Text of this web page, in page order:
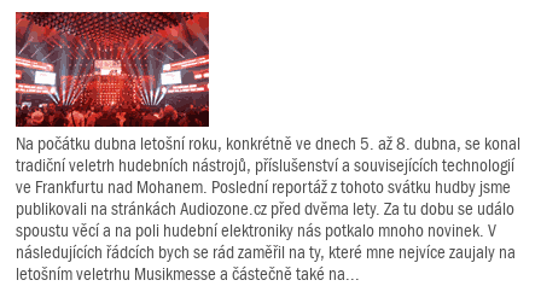
Na počátku dubna letošní roku, konkrétně ve dnech 5. až 8. dubna, se konal
tradiční veletrh hudebních nástrojů, příslušenství a souvisejících technologií
ve Frankfurtu nad Mohanem. Poslední reportáž z tohoto svátku hudby jsme
publikovali na stránkách Audiozone.cz před dvěma lety. Za tu dobu se událo
spoustu věcí a na poli hudební elektroniky nás potkalo mnoho novinek. V
následujících řádcích bych se rád zaměřil na ty, které mne nejvíce zaujaly na
letošním veletrhu Musikmesse a částečně také na...